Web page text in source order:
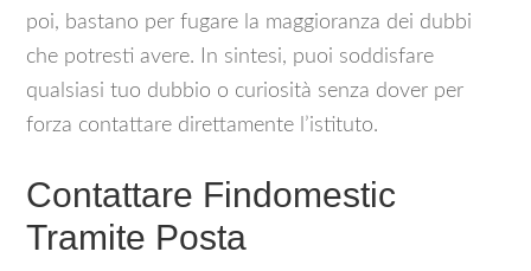
poi, bastano per fugare la maggioranza dei dubbi
che potresti avere. In sintesi, puoi soddisfare
qualsiasi tuo dubbio o curiosità senza dover per
forza contattare direttamente l’istituto.
Contattare Findomestic
Tramite Posta